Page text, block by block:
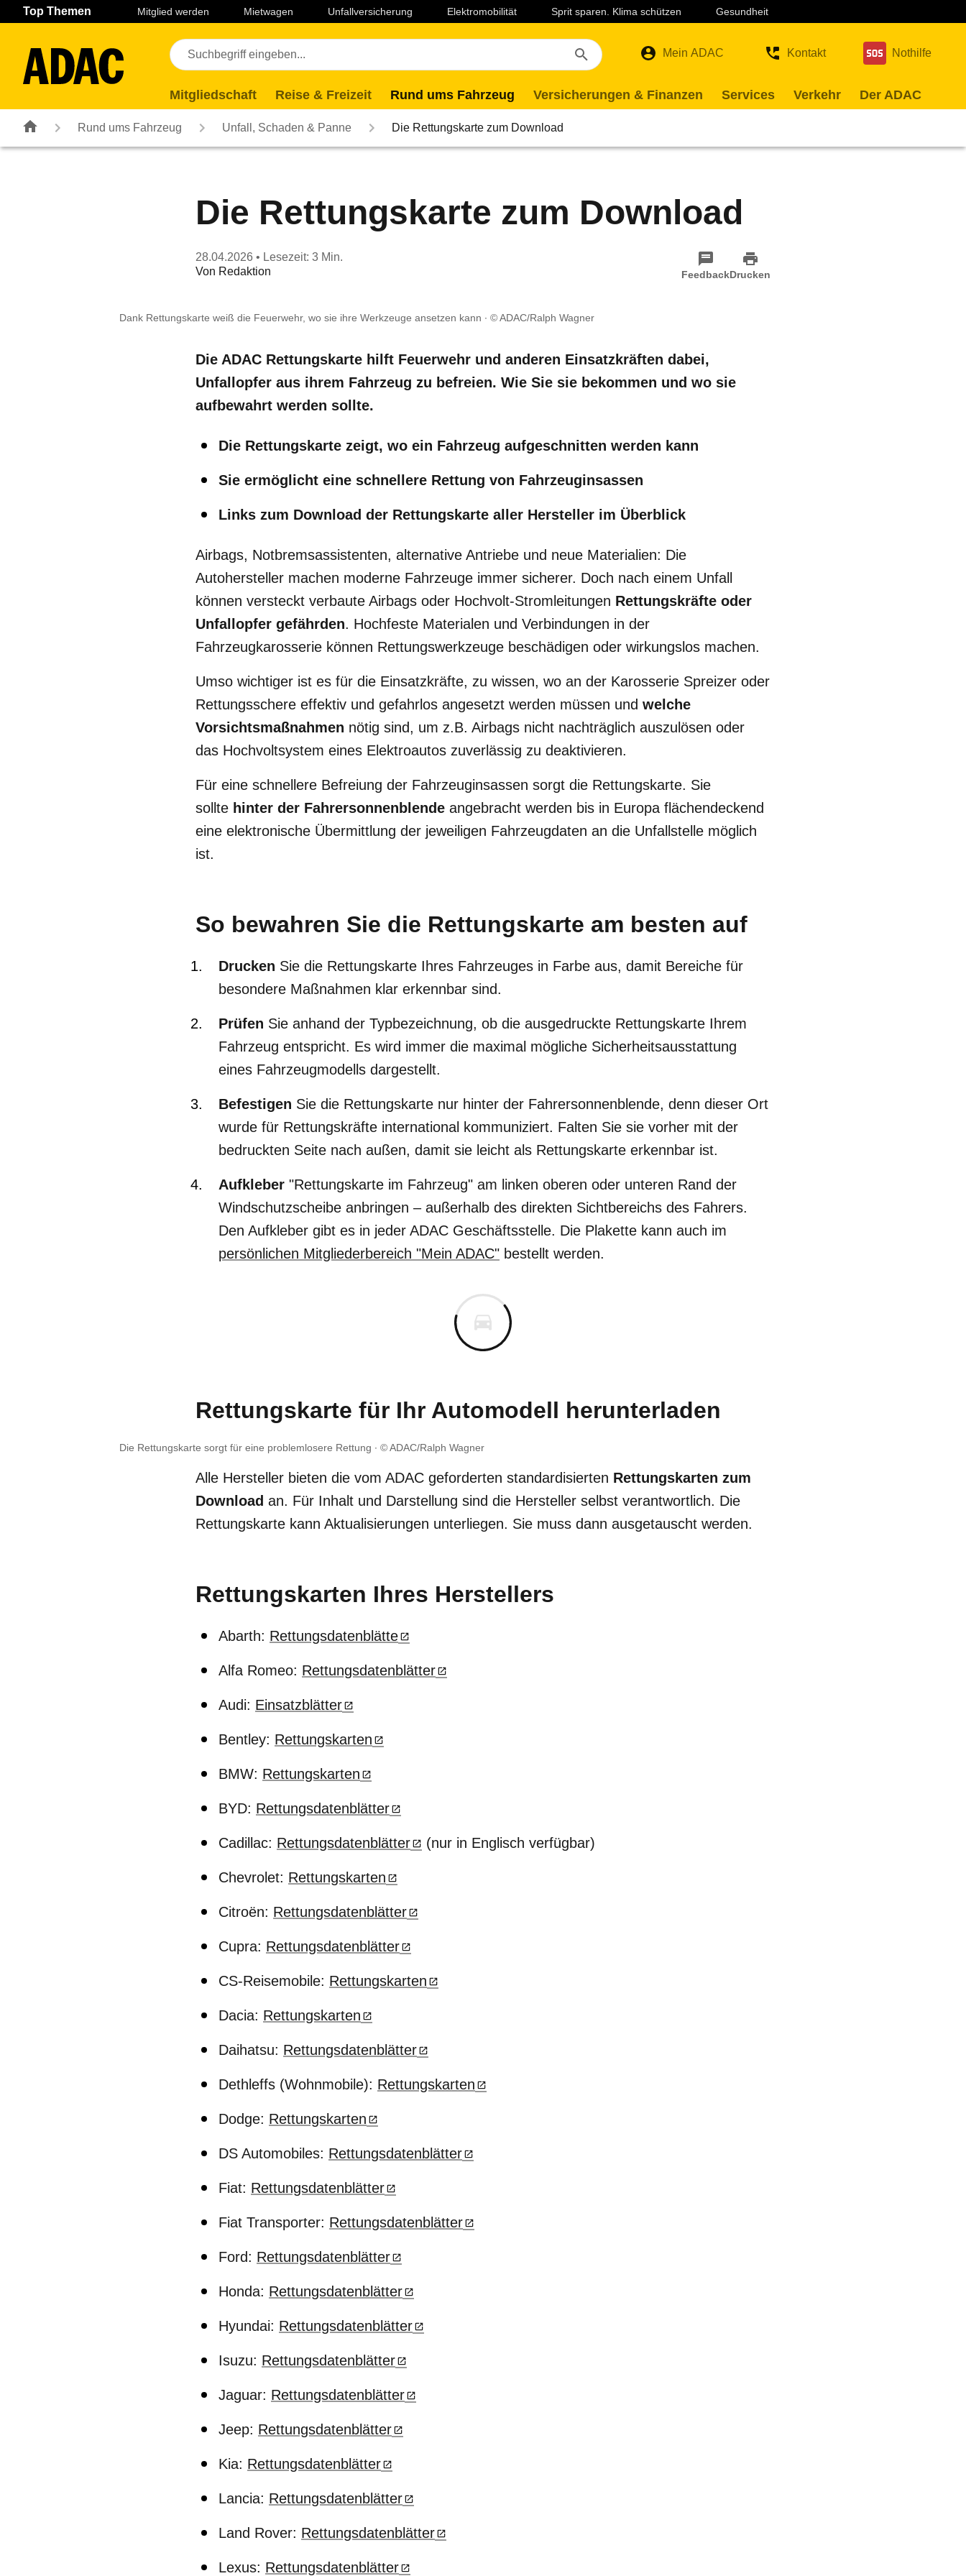
Navigation Seiteninhalt Fußzeile
Top Themen Mitglied werden Mietwagen Unfallversicherung Elektromobilität Sprit sparen. Klima schützen Gesundheit
Mein ADAC Kontakt Nothilfe
Mitgliedschaft Reise & Freizeit Rund ums Fahrzeug Versicherungen & Finanzen Services Verkehr Der ADAC
Rund ums Fahrzeug Unfall, Schaden & Panne Die Rettungskarte zum Download
Die Rettungskarte zum Download
28.04.2026 • Lesezeit: 3 Min.
Von Redaktion FeedbackDrucken
Dank Rettungskarte weiß die Feuerwehr, wo sie ihre Werkzeuge ansetzen kann © ADAC/Ralph Wagner
Die ADAC Rettungskarte hilft Feuerwehr und anderen Einsatzkräften dabei,
Unfallopfer aus ihrem Fahrzeug zu befreien. Wie Sie sie bekommen und wo sie
aufbewahrt werden sollte.
Die Rettungskarte zeigt, wo ein Fahrzeug aufgeschnitten werden kann
Sie ermöglicht eine schnellere Rettung von Fahrzeuginsassen
Links zum Download der Rettungskarte aller Hersteller im Überblick
Airbags, Notbremsassistenten, alternative Antriebe und neue Materialien: Die
Autohersteller machen moderne Fahrzeuge immer sicherer. Doch nach einem Unfall
können versteckt verbaute Airbags oder Hochvolt-Stromleitungen Rettungskräfte oder
Unfallopfer gefährden. Hochfeste Materialen und Verbindungen in der
Fahrzeugkarosserie können Rettungswerkzeuge beschädigen oder wirkungslos machen.
Umso wichtiger ist es für die Einsatzkräfte, zu wissen, wo an der Karosserie Spreizer oder
Rettungsschere effektiv und gefahrlos angesetzt werden müssen und welche
Vorsichtsmaßnahmen nötig sind, um z.B. Airbags nicht nachträglich auszulösen oder
das Hochvoltsystem eines Elektroautos zuverlässig zu deaktivieren.
Für eine schnellere Befreiung der Fahrzeuginsassen sorgt die Rettungskarte. Sie
sollte hinter der Fahrersonnenblende angebracht werden bis in Europa flächendeckend
eine elektronische Übermittlung der jeweiligen Fahrzeugdaten an die Unfallstelle möglich
ist.
So bewahren Sie die Rettungskarte am besten auf
Drucken Sie die Rettungskarte Ihres Fahrzeuges in Farbe aus, damit Bereiche für
besondere Maßnahmen klar erkennbar sind.
Prüfen Sie anhand der Typbezeichnung, ob die ausgedruckte Rettungskarte Ihrem
Fahrzeug entspricht. Es wird immer die maximal mögliche Sicherheitsausstattung
eines Fahrzeugmodells dargestellt.
Befestigen Sie die Rettungskarte nur hinter der Fahrersonnenblende, denn dieser Ort
wurde für Rettungskräfte international kommuniziert. Falten Sie sie vorher mit der
bedruckten Seite nach außen, damit sie leicht als Rettungskarte erkennbar ist.
Aufkleber "Rettungskarte im Fahrzeug" am linken oberen oder unteren Rand der
Windschutzscheibe anbringen – außerhalb des direkten Sichtbereichs des Fahrers.
Den Aufkleber gibt es in jeder ADAC Geschäftsstelle. Die Plakette kann auch im
persönlichen Mitgliederbereich "Mein ADAC" bestellt werden.
Rettungskarte für Ihr Automodell herunterladen
Die Rettungskarte sorgt für eine problemlosere Rettung © ADAC/Ralph Wagner
Alle Hersteller bieten die vom ADAC geforderten standardisierten Rettungskarten zum
Download an. Für Inhalt und Darstellung sind die Hersteller selbst verantwortlich. Die
Rettungskarte kann Aktualisierungen unterliegen. Sie muss dann ausgetauscht werden.
Rettungskarten Ihres Herstellers
Abarth: Rettungsdatenblätte
Alfa Romeo: Rettungsdatenblätter
Audi: Einsatzblätter
Bentley: Rettungskarten
BMW: Rettungskarten
BYD: Rettungsdatenblätter
Cadillac: Rettungsdatenblätter (nur in Englisch verfügbar)
Chevrolet: Rettungskarten
Citroën: Rettungsdatenblätter
Cupra: Rettungsdatenblätter
CS-Reisemobile: Rettungskarten
Dacia: Rettungskarten
Daihatsu: Rettungsdatenblätter
Dethleffs (Wohnmobile): Rettungskarten
Dodge: Rettungskarten
DS Automobiles: Rettungsdatenblätter
Fiat: Rettungsdatenblätter
Fiat Transporter: Rettungsdatenblätter
Ford: Rettungsdatenblätter
Honda: Rettungsdatenblätter
Hyundai: Rettungsdatenblätter
Isuzu: Rettungsdatenblätter
Jaguar: Rettungsdatenblätter
Jeep: Rettungsdatenblätter
Kia: Rettungsdatenblätter
Lancia: Rettungsdatenblätter
Land Rover: Rettungsdatenblätter
Lexus: Rettungsdatenblätter